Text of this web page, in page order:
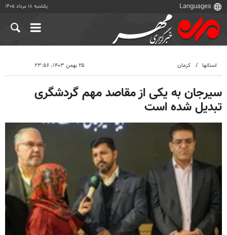
یکشنبه ۱۸ مرداد ۱۴۰۵
استانها کرمان ۲۵ بهمن ۱۴۰۳، ۲۳:۵۶
سیرجان به یکی از مقاصد مهم گردشگری
تبدیل شده است